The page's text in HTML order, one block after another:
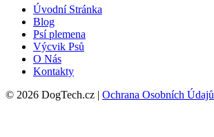
Úvodní Stránka
Blog
Psí plemena
Výcvik Psů
O Nás
Kontakty
© 2026 DogTech.cz | Ochrana Osobních Údajů